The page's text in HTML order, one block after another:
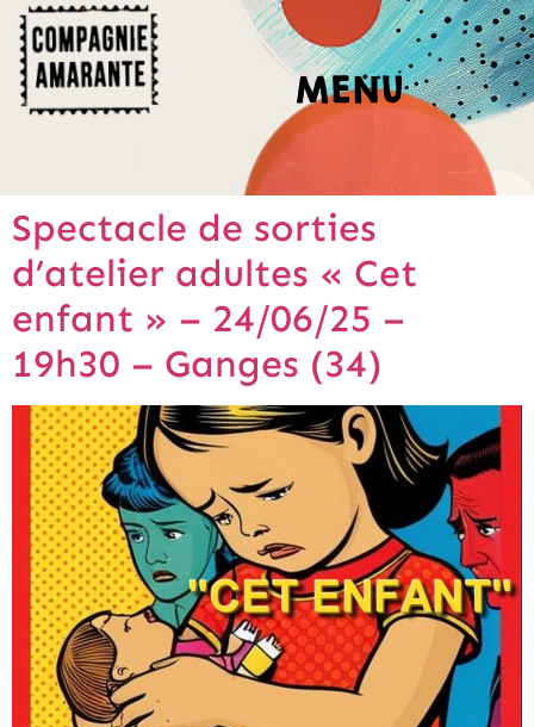
Spectacle de sorties
d’atelier adultes « Cet
enfant » – 24/06/25 –
19h30 – Ganges (34)